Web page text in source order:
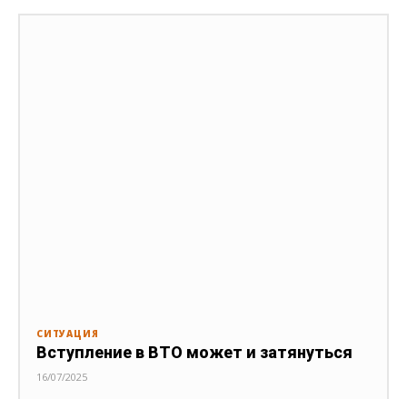
СИТУАЦИЯ
Вступление в ВТО может и затянуться
16/07/2025